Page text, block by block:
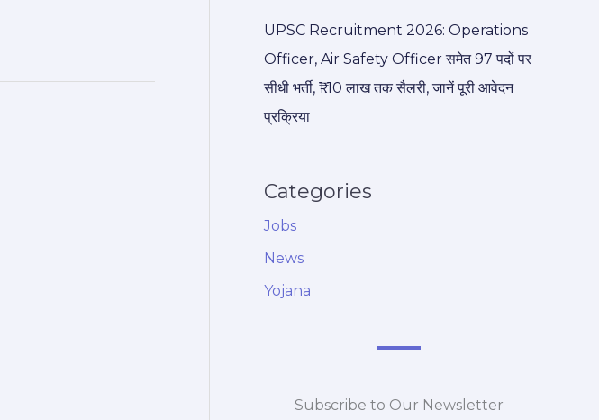
UPSC Recruitment 2026: Operations
Officer, Air Safety Officer समेत 97 पदों पर
सीधी भर्ती, ₹1.10 लाख तक सैलरी, जानें पूरी आवेदन
प्रक्रिया
Categories
Jobs
News
Yojana
Subscribe to Our Newsletter